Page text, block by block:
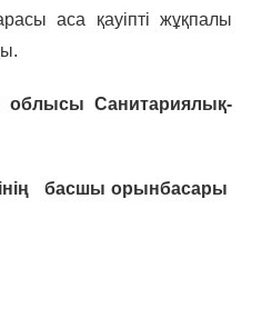
аса қауіпті жұқпалы
облысы Санитариялық-
басшы орынбасары